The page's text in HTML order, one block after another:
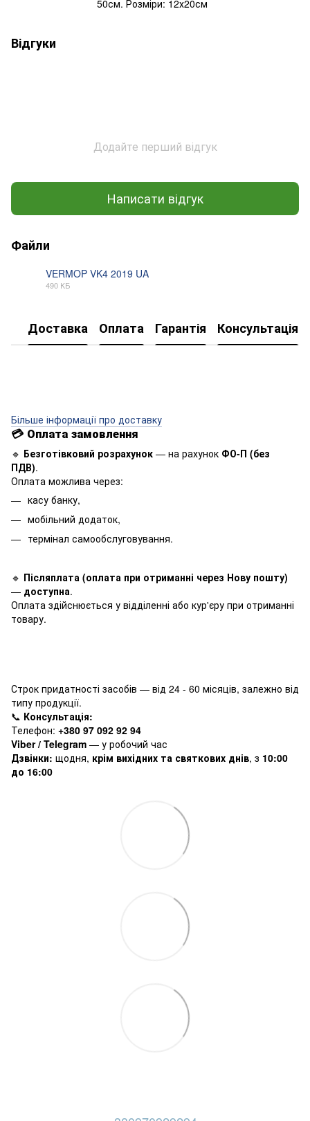
50см. Розміри: 12х20см
Відгуки
Додайте перший відгук
Написати відгук
Файли
VERMOP VK4 2019 UA
490 КБ
Доставка Оплата Гарантія Консультація
Більше інформації про доставку
💳 Оплата замовлення
🔹 Безготівковий розрахунок — на рахунок ФО-П (без
ПДВ).
Оплата можлива через:
касу банку,
мобільний додаток,
термінал самообслуговування.
🔹 Післяплата (оплата при отриманні через Нову пошту)
— доступна.
Оплата здійснюється у відділенні або кур'єру при отриманні
товару.
Строк придатності засобів — від 24 - 60 місяців, залежно від
типу продукції.
📞 Консультація:
Телефон: +380 97 092 92 94
Viber / Telegram — у робочий час
Дзвінки: щодня, крім вихідних та святкових днів, з 10:00
до 16:00